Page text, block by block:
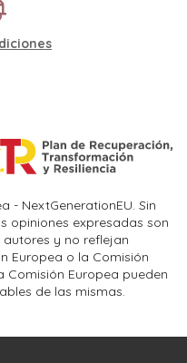
- NextGenerationEU. Sin
opiniones expresadas son
y no reflejan
Europea o la Comisión
Comisión Europea pueden
de las mismas.